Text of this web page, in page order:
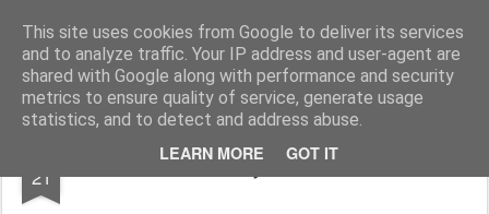
This site uses cookies from Google to deliver its services
and to analyze traffic. Your IP address and user-agent are
shared with Google along with performance and security
metrics to ensure quality of service, generate usage
statistics, and to detect and address abuse.
LEARN MORE GOT IT
Dojrzałe Kino filmowe spotkania krakowskich seniorów
Strona główna Informacje
21 Mój rower